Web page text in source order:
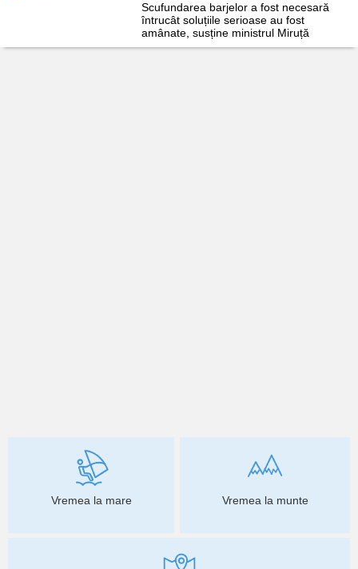
Scufundarea barjelor a fost necesară
întrucât soluțiile serioase au fost
amânate, susține ministrul Miruță
Vremea la mare Vremea la munte